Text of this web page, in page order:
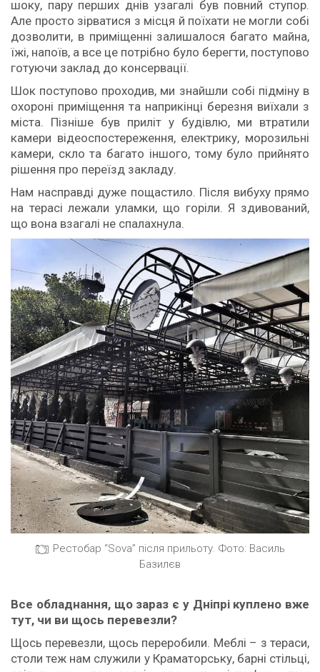
шоку, пару перших днів узагалі був повний ступор.
Але просто зірватися з місця й поїхати не могли собі
дозволити, в приміщенні залишалося багато майна,
їжі, напоїв, а все це потрібно було берегти, поступово
готуючи заклад до консервації.
Шок поступово проходив, ми знайшли собі підміну в
охороні приміщення та наприкінці березня виїхали з
міста. Пізніше був приліт у будівлю, ми втратили
камери відеоспостереження, електрику, морозильні
камери, скло та багато іншого, тому було прийнято
рішення про переїзд закладу.
Нам насправді дуже пощастило. Після вибуху прямо
на терасі лежали уламки, що горіли. Я здивований,
що вона взагалі не спалахнула.
Рестобар “Sova” після прильоту. Фото: Василь
Базилєв
Все обладнання, що зараз є у Дніпрі куплено вже
тут, чи ви щось перевезли?
Щось перевезли, щось переробили. Меблі – з тераси,
столи теж нам служили у Краматорську, барні стільці,